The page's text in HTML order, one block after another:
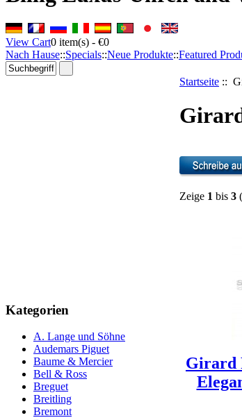
View Cart0 item(s) - €0
Nach Hause::Specials::Neue Produkte::Featured
Kategorien
A. Lange und Söhne
Audemars Piguet
Baume & Mercier
Bell & Ross
Breguet
Breitling
Bremont
Startseite ::
Zeige 1 bis 3
Girard